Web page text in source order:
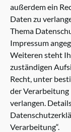
außerdem ein
Daten zu
Thema
Impressum
Weiteren steht
zuständigen
Recht, unter
der Verarbeitung
verlangen.
Verarbeitung“.